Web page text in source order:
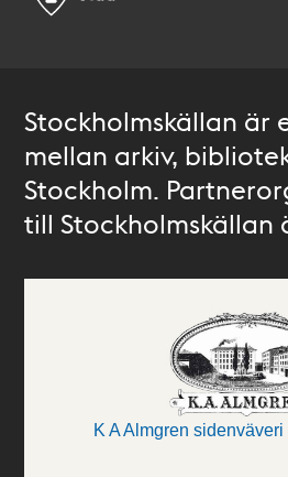
Stockholmskällan är
mellan arkiv,
Stockholm.
till Stockholmskällan
K A Almgren